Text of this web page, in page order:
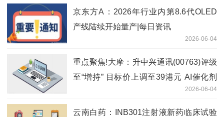
京东方A：2026年行业内第8.6代OLED
产线陆续开始量产|每日资讯
2026-06-04
重点聚焦!大摩：升中兴通讯(00763)评级
至“增持” 目标价上调至39港元 AI催化剂
2026-06-04
云南白药：INB301注射液新药临床试验